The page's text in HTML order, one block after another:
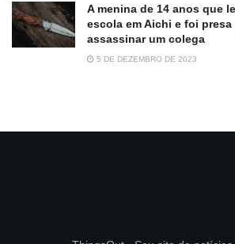
A menina de 14 anos que
escola em Aichi e foi
assassinar um colega
5 DE DEZEMBRO DE 2023